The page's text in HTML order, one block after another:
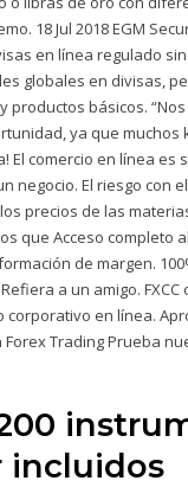
18 Jul 2018 EGM
en línea regulado
globales en divisas,
productos básicos.
ya que muchos
El comercio en línea es
negocio. El riesgo con
precios de las
que Acceso completo
de margen.
Refiera a un amigo.
corporativo en línea.
Trading Prueba
incluidos